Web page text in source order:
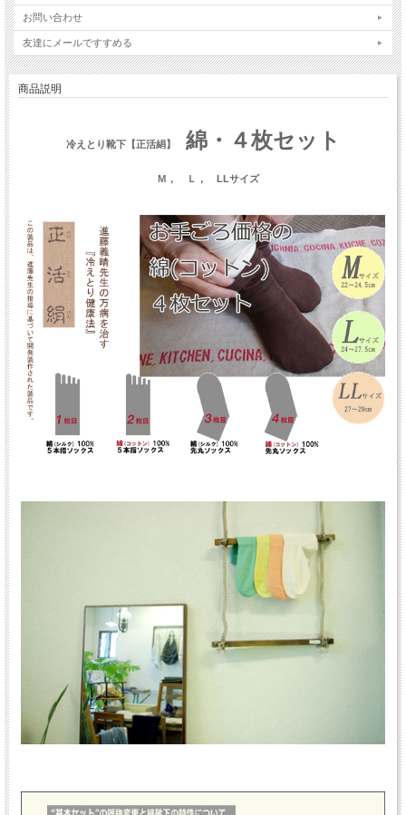
お問い合わせ
友達にメールですすめる
商品説明
冷えとり靴下【正活絹】 綿・４枚セット
Ｍ， Ｌ， LLサイズ